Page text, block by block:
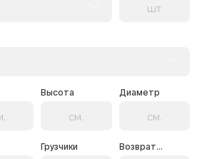
Высота Диаметр
Грузчики Возврат...